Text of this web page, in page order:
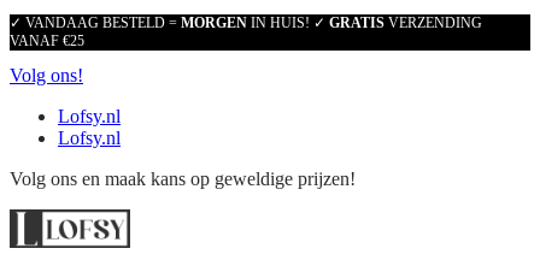
✓ VANDAAG BESTELD = MORGEN IN HUIS! ✓ GRATIS VERZENDING
VANAF €25
Volg ons!
Lofsy.nl
Lofsy.nl
Volg ons en maak kans op geweldige prijzen!